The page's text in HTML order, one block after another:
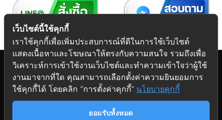
Copyright 2026 © Futuretech Intermarketing Co., Ltd.
ศูนย์รวมอุปกรณ์เฟอร์นิเจอร์ครบวงจร
เว็บไซต์นี้ใช้คุกกี้
เราใช้คุกกี้เพื่อเพิ่มประสบการณ์ที่ดีในการใช้เว็บไซต์
แสดงเนื้อหาและโฆษณาให้ตรงกับความสนใจ รวมถึงเพื่อ
วิเคราะห์การเข้าใช้งานเว็บไซต์และทำความเข้าใจว่าผู้ใช้
งานมาจากที่ใด คุณสามารถเลือกตั้งค่าความยินยอมการ
ใช้คุกกี้ได้ โดยคลิก “การตั้งค่าคุกกี้” นโยบายคุกกี้
ยอมรับทั้งหมด